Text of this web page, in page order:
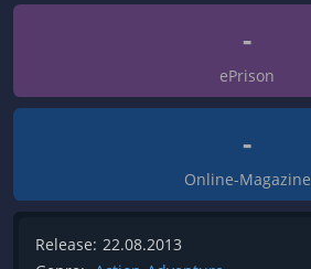
-
ePrison
-
Online-Magazine
Release: 22.08.2013